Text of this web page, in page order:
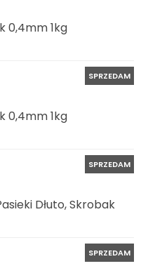
0,4mm 1kg
SPRZEDAM
0,4mm 1kg
SPRZEDAM
Dłuto, Skrobak
SPRZEDAM